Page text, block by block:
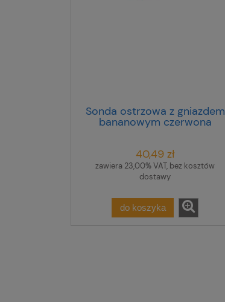
Sonda ostrzowa z gniazdem
bananowym czerwona
WASONREOGB1
40,49 zł
zawiera 23,00% VAT, bez kosztów
dostawy
do koszyka